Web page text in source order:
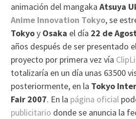
animación del mangakaAtsuya
Anime Innovation Tokyo, se
Tokyoy Osaka el día 22 de
años después de ser presentado
proyecto por primera vez vía
totalizaría en un día unas 63500
posteriormente, en la Tokyo
Fair 2007. En la página oficial
publicitario donde se anuncia la